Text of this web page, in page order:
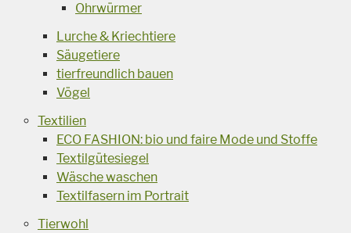
Ohrwürmer
Lurche & Kriechtiere
Säugetiere
tierfreundlich bauen
Vögel
Textilien
ECO FASHION: bio und faire Mode und Stoffe
Textilgütesiegel
Wäsche waschen
Textilfasern im Portrait
Tierwohl